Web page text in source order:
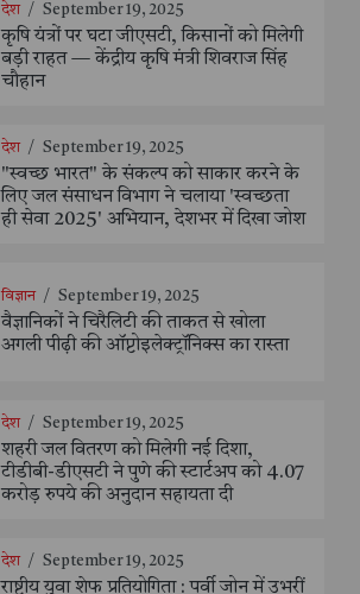
देश / September 19, 2025
कृषि यंत्रों पर घटा जीएसटी, किसानों को मिलेगी
बड़ी राहत — केंद्रीय कृषि मंत्री शिवराज सिंह
चौहान
देश / September 19, 2025
"स्वच्छ भारत" के संकल्प को साकार करने के
लिए जल संसाधन विभाग ने चलाया 'स्वच्छता
ही सेवा 2025' अभियान, देशभर में दिखा जोश
विज्ञान / September 19, 2025
वैज्ञानिकों ने चिरैलिटी की ताकत से खोला
अगली पीढ़ी की ऑप्टोइलेक्ट्रॉनिक्स का रास्ता
देश / September 19, 2025
शहरी जल वितरण को मिलेगी नई दिशा,
टीडीबी-डीएसटी ने पुणे की स्टार्टअप को 4.07
करोड़ रुपये की अनुदान सहायता दी
देश / September 19, 2025
राष्ट्रीय युवा शेफ प्रतियोगिता : पूर्वी जोन में उभरीं